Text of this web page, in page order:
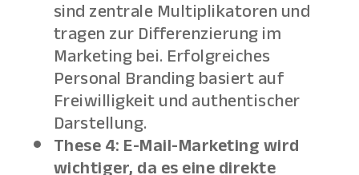
sind zentrale Multiplikatoren und
tragen zur Differenzierung im
Marketing bei. Erfolgreiches
Personal Branding basiert auf
Freiwilligkeit und authentischer
Darstellung.
These 4: E-Mail-Marketing wird
wichtiger, da es eine direkte